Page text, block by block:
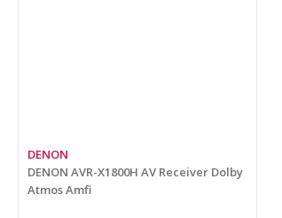
DENON
DENON AVR-X1800H AV Receiver Dolby
Atmos Amfi